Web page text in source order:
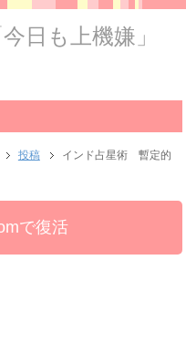
日も上機嫌」
投稿
インド占星術 暫定的
で復活